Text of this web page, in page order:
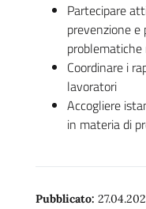
Partecipare
prevenzione
Coordinare i
lavoratori
Accogliere
in materia di
Pubblicato: